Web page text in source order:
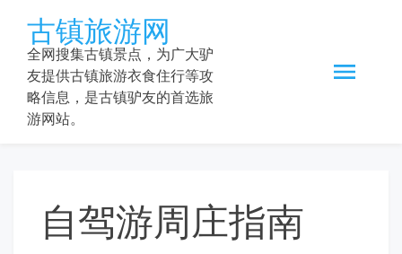
content
古镇旅游网
全网搜集古镇景点，为广大驴
友提供古镇旅游衣食住行等攻
略信息，是古镇驴友的首选旅
游网站。
自驾游周庄指南